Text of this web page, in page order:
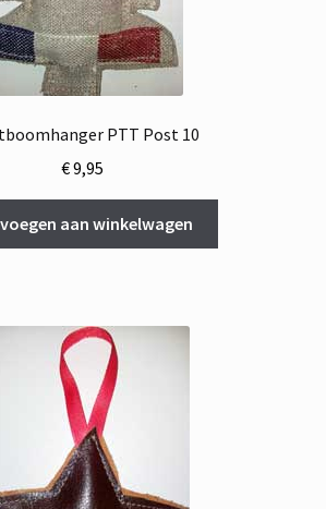
PTT Post 10
€9,95
aan winkelwagen